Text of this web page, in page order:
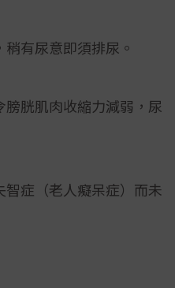
有尿意即須排尿。
胱肌肉收縮力減弱，尿
症（老人癡呆症）而未